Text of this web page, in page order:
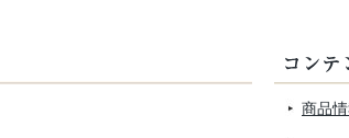
商品